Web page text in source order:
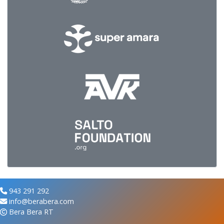
943 291 292
info@berabera.com
Bera Bera RT